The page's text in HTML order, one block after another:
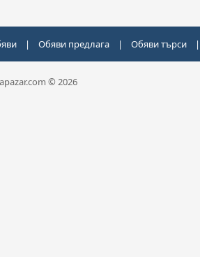
| Обяви предлага | Обяви търси |
© 2026